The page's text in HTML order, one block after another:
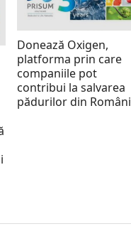
Donează Oxigen,
platforma prin care
companiile pot
contribui la salvarea
pădurilor din